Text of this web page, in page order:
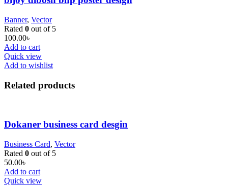
Banner, Vector
Rated 0 out of 5
100.00৳
Add to cart
Quick view
Add to wishlist
Related products
Dokaner business card desgin
Business Card, Vector
Rated 0 out of 5
50.00৳
Add to cart
Quick view